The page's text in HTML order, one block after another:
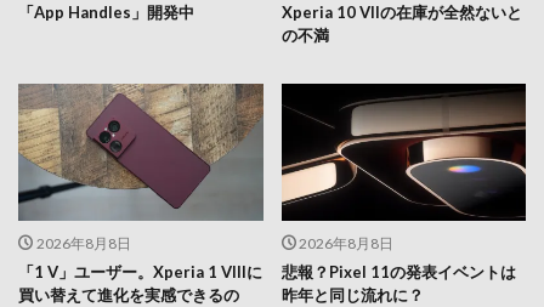
「App Handles」開発中
Xperia 10 VIIの在庫が全然ないと
の不満
2026年8月8日
「1 V」ユーザー。Xperia 1 VIIIに
買い替えて進化を実感できるの
2026年8月8日
悲報？Pixel 11の発表イベントは
昨年と同じ流れに？